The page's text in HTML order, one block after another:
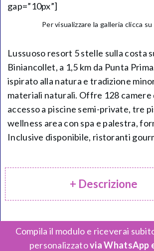
gap=”10px”]
Per visualizzare la galleria clicca
Lussuoso resort 5 stelle sulla costa
Biniancollet, a 1,5 km da Punta
ispirato alla natura e tradizione
materiali naturali. Offre 128 camere
accesso a piscine semi-private, tre
wellness area con spa e palestra,
Inclusive disponibile, ristoranti
+ Descrizione
Compila il modulo e riceverai
personalizzatovia WhatsApp